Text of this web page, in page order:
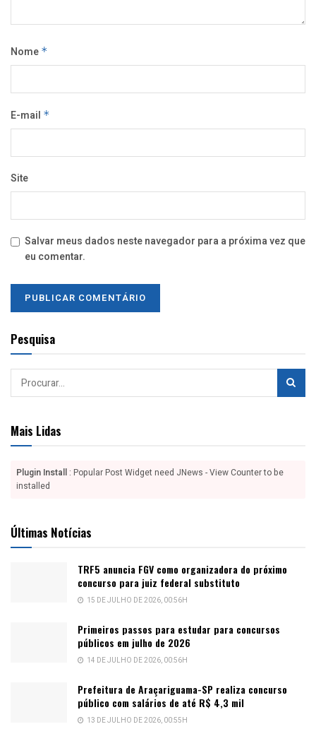
Nome *
E-mail *
Site
Salvar meus dados neste navegador para a próxima vez que
eu comentar.
Pesquisa
Mais Lidas
Plugin Install : Popular Post Widget need JNews - View Counter to be
installed
Últimas Notícias
TRF5 anuncia FGV como organizadora do próximo
concurso para juiz federal substituto
15 DE JULHO DE 2026, 00:56H
Primeiros passos para estudar para concursos
públicos em julho de 2026
14 DE JULHO DE 2026, 00:56H
Prefeitura de Araçariguama-SP realiza concurso
público com salários de até R$ 4,3 mil
13 DE JULHO DE 2026, 00:55H